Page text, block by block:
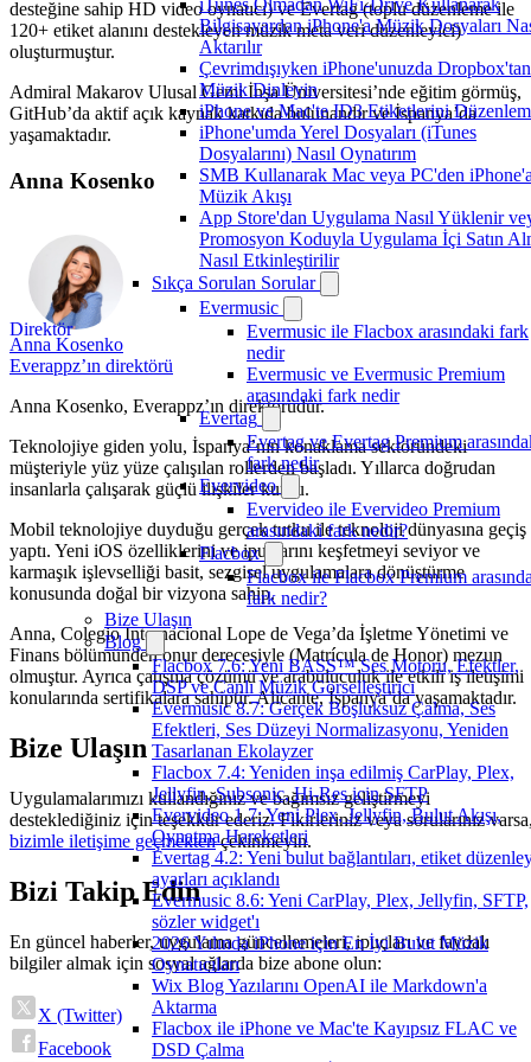
iTunes Olmadan WiFi-Drive Kullanarak
Bilgisayardan iPhone'a Müzik Dosyaları
Aktarılır
Çevrimdışıyken iPhone'unuzda Dropbox'tan
Müzik Dinleyin
iPhone ve Mac'te ID3 Etiketlerini
iPhone'umda Yerel Dosyaları (iTunes
Dosyalarını) Nasıl Oynatırım
SMB Kullanarak Mac veya PC'den
Müzik Akışı
App Store'dan Uygulama Nasıl Yüklenir
Promosyon Koduyla Uygulama İçi Satın
Nasıl Etkinleştirilir
Sıkça Sorulan Sorular
Evermusic
Evermusic ile Flacbox arasındaki fark
nedir
Evermusic ve Evermusic Premium
arasındaki fark nedir
Evertag
Evertag ve Evertag Premium
fark nedir
Evervideo
Evervideo ile Evervideo Premium
arasındaki fark nedir?
Flacbox
Flacbox ile Flacbox Premium
fark nedir?
Bize Ulaşın
Blog
Flacbox 7.6: Yeni BASS™ Ses Motoru, Efektler,
DSP ve Canlı Müzik Görselleştirici
Evermusic 8.7: Gerçek Boşluksuz Çalma, Ses
Efektleri, Ses Düzeyi Normalizasyonu, Yeniden
Tasarlanan Ekolayzer
Flacbox 7.4: Yeniden inşa edilmiş CarPlay, Plex,
Jellyfin, Subsonic, Hi-Res için SFTP
Evervideo 1.7: Yeni Plex, Jellyfin, Bulut Akışı,
Oynatma Hareketleri
Evertag 4.2: Yeni bulut bağlantıları, etiket
ayarları açıklandı
Evermusic 8.6: Yeni CarPlay, Plex, Jellyfin, SFTP,
sözler widget'ı
2026 Yılında iPhone için En İyi Bulut Müzik
Oynatıcıları
Wix Blog Yazılarını OpenAI ile Markdown'a
Aktarma
Flacbox ile iPhone ve Mac'te Kayıpsız FLAC ve
DSD Çalma
desteğine sahip HD video oynatıcı) ve Evertag (toplu düzenleme ile
120+ etiket alanını destekleyen müzik meta veri düzenleyici)
oluşturmuştur.
Admiral Makarov Ulusal Gemi İnşa Üniversitesi’nde eğitim görmüş,
GitHub’da aktif açık kaynak katkıda bulunandır ve İspanya’da
yaşamaktadır.
Anna Kosenko
Anna Kosenko
Everappz’ın direktörü
Direktör
Anna Kosenko, Everappz’ın direktörüdür.
Teknolojiye giden yolu, İspanya’nın konaklama sektöründeki
müşteriyle yüz yüze çalışılan rollerden başladı. Yıllarca doğrudan
insanlarla çalışarak güçlü ilişkiler kurdu.
Mobil teknolojiye duyduğu gerçek tutku ile teknoloji dünyasına geçiş
yaptı. Yeni iOS özelliklerini ve ipuçlarını keşfetmeyi seviyor ve
karmaşık işlevselliği basit, sezgisel uygulamalara dönüştürme
konusunda doğal bir vizyona sahip.
Anna, Colegio Internacional Lope de Vega’da İşletme Yönetimi ve
Finans bölümünden onur derecesiyle (Matrícula de Honor) mezun
olmuştur. Ayrıca çatışma çözümü ve arabuluculuk ile etkili iş iletişimi
konularında sertifikalara sahiptir. Alicante, İspanya’da yaşamaktadır.
Bize Ulaşın
Uygulamalarımızı kullandığınız ve bağımsız geliştirmeyi
desteklediğiniz için teşekkür ederiz. Fikirleriniz veya sorularınız
bizimle iletişime geçmektençekinmeyin.
Bizi Takip Edin
En güncel haberler, uygulama güncellemeleri, ipuçları ve faydalı
bilgiler almak için sosyal ağlarda bize abone olun:
X (Twitter)
Facebook